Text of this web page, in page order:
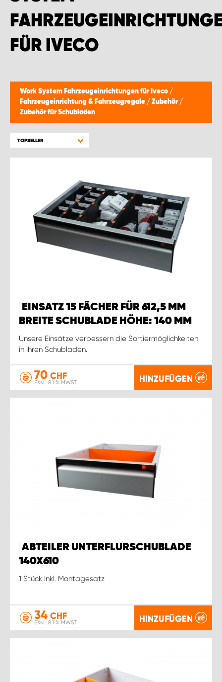
FÜR IVECO
Work System Fahrzeugeinrichtungen für Iveco /
Fahrzeugeinrichtung & Fahrzeugregale / Zubehör /
Zubehör für Schubladen
TOPSELLER
EINSATZ 15 FÄCHER FÜR 612,5 MM
BREITE SCHUBLADE HÖHE: 140 MM
Unsere Einsätze verbessern die Sortiermöglichkeiten
in Ihren Schubladen.
70 CHF
EXKL. 8.1 % MWST. HINZUFÜGEN
ABTEILER UNTERFLURSCHUBLADE
140X610
1 Stück inkl. Montagesatz
34 CHF
EXKL. 8.1 % MWST. HINZUFÜGEN